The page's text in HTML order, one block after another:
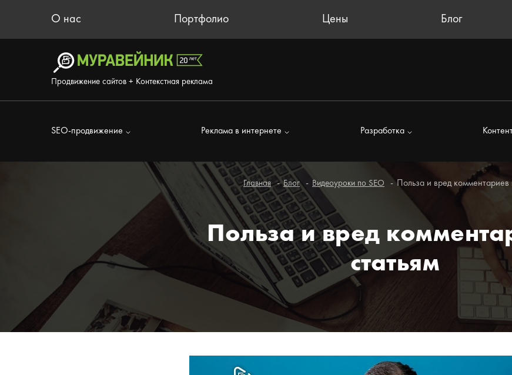
О нас Портфолио Цены Блог
Продвижение сайтов + Контекстная реклама
SEO-продвижение Реклама в интернете Разработка
Главная Блог Видеоуроки по SEO Польза и вред комментариев
Польза и вред
статьям